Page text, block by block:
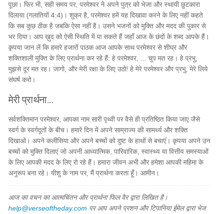
पूछा। फिर भी, सही समय पर, परमेश्वर ने अपने पुत्र को भेजा और स्थायी छुटकारा
दिलाया (गलातियों 4:4)। शुक्र है, परमेश्वर हमें यह दिखावा करने के लिए नहीं कहते
कि सब कुछ ठीक है जबकि ऐसा नहीं है। उसने भजनों को मुक्ति और मदद की पुकार से
भर दिया। आप ख़ुद को ऐसी स्थिति में पा सकते हैं जहाँ आज के छंदों के शब्द आपके हैं।
कृपया जान लें कि हमारे हजारों पाठक आज आपके साथ परमेश्वर से शीघ्र और
शक्तिशाली मुक्ति के लिए प्रार्थना कर रहे हैं: हे परमेश्वर, ... चुप मत रह। हे प्रभु,
मुझसे दूर मत रह। जागो, और मेरी रक्षा के लिए उठो! हे मेरे परमेश्वर और प्रभु, मेरे लिये
संघर्ष करो।
मेरी प्रार्थना...
सर्वशक्तिमान परमेश्वर, आपका नाम सारी पृथ्वी पर वैसे ही प्रतिष्ठित किया जाए जैसे
स्वर्ग के स्वर्गदूतों के बीच। हमारे दिन में अपने साम्राज्य की सामर्थ्य और शक्ति
दिखाओ। अपने कलीसिया और अपने बच्चों को दुष्ट के हाथों से बचाएं। कृपया अपने उन
बच्चों को मुक्ति दिलाएं जो अपनी आध्यात्मिक, पारिवारिक, स्वास्थ्य या वित्तीय समस्याओं
के लिए आपकी मदद के लिए रो रहे हैं। हमारा जीवन अभी और हमेशा आपकी महिमा के
अनुरूप बना रहे। यीशु के नाम पर, मैं प्रार्थना करता हूँ। आमीन।
आज का वचन का आत्मचिंतन और प्रार्थना फिल वैर द्वारा लिखित है।
help@verseoftheday.com पर आप अपने प्रशन और टिपानिया ईमेल द्वारा भेज